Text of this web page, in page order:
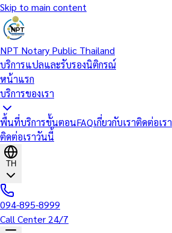
Skip to main content
NPT Notary Public Thailand
บริการแปลและรับรองนิติกรณ์
หน้าแรก
บริการของเรา
พื้นที่บริการขั้นตอนFAQเกี่ยวกับเราติดต่อเรา
ติดต่อเราวันนี้
TH
094-895-8999
Call Center 24/7